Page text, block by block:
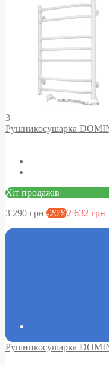
3
Рушникосушарка
Хіт продажів
3 290 грн -20%2 632 грн
Рушникосушарка